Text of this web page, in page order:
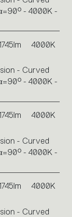
- 4000K -
4000K
- Curved
- 4000K -
4000K
- Curved
- 4000K -
4000K
- Curved